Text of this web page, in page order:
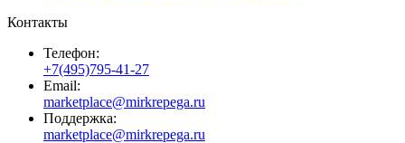
Контакты
Телефон:
+7(495)795-41-27
Email:
marketplace@mirkrepega.ru
Поддержка:
marketplace@mirkrepega.ru